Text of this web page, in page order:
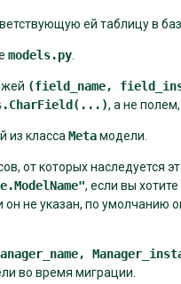
ей таблицу в
models.py
(field_name,
, а не
из класса Metaмодели.
от которых наследуется
, если вы
не указан, по умолчанию
во время миграции.